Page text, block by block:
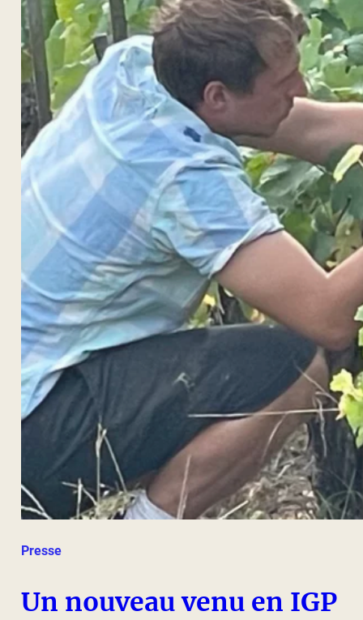
Presse
Un nouveau venu en IGP